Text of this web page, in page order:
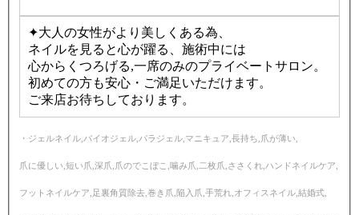
✦大人の女性がより美しくある為、
ネイルを見ると心が躍る、施術中には
心からくつろげる,一席のみのプライベートサロン。
初めての方も安心・ご満足いただけます。
ご来店お待ちしております。
・ジェルネイル,バイオジェル,パラジェル,マニキュア,長持ち,爪が薄い,
爪に優しい,短い爪,深爪,爪のでこぼこ,噛み爪,二枚爪,ささくれ,ハンドネイルケア,
フットネイルケア,足裏角質除去,巻き爪,陥入爪,手荒れ,オフィスネイル,結婚式,